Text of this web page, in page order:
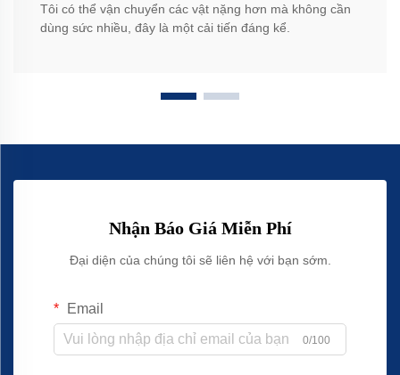
Tôi có thể vận chuyển các vật nặng hơn mà không cần
dùng sức nhiều, đây là một cải tiến đáng kể.
Nhận Báo Giá Miễn Phí
Đại diện của chúng tôi sẽ liên hệ với bạn sớm.
Email
0/100